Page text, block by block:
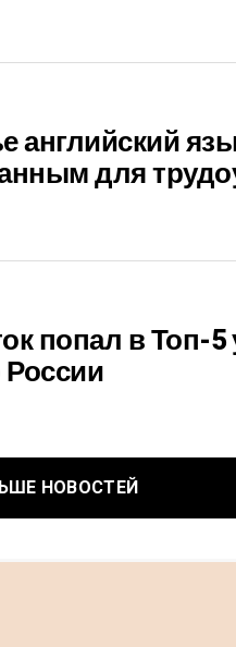
английский
для
попал в Топ-5
НОВОСТЕЙ